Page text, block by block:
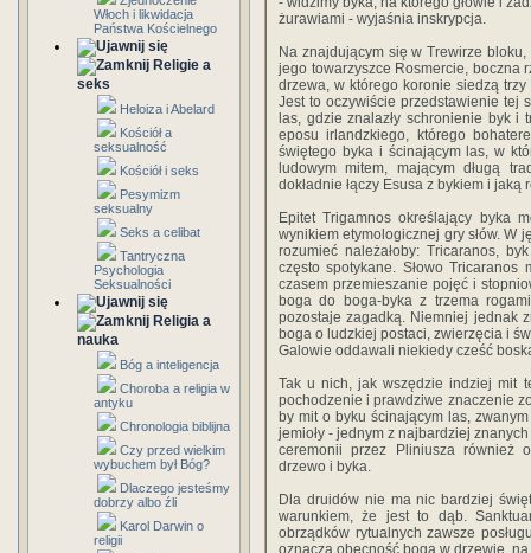
Włoch i likwidacja
Państwa Kościelnego
Religie a
seks
Heloiza i Abelard
Kościół a
seksualność
Kościół i seks
Pesymizm
seksualny
Seks a celibat
Tantryczna
Psychologia
Seksualności
Religia a
nauka
Bóg a inteligencja
Choroba a religia w
antyku
Chronologia biblijna
Czy przed wielkim
wybuchem był Bóg?
Dlaczego jesteśmy
dobrzy albo źli
Karol Darwin o
religii
żurawiami - wyjaśnia inskrypcja.
Na znajdującym się w Trewirze
jego towarzyszce Rosmercie, boczna
drzewa, w którego koronie siedzą
Jest to oczywiście przedstawienie tej
las, gdzie znalazły schronienie byk
eposu irlandzkiego, którego
świętego byka i ścinającym las, w
ludowym mitem, mającym długą
dokładnie łączy Esusa z bykiem i
Epitet Trigamnos określający byka
wynikiem etymologicznej gry słów. W
rozumieć należałoby: Tricaranos,
często spotykane. Słowo Tricaranos
czasem przemieszanie pojęć i
boga do boga-byka z trzema
pozostaje zagadką. Niemniej jednak
boga o ludzkiej postaci, zwierzęcia i
Galowie oddawali niekiedy cześć
Tak u nich, jak wszędzie indziej mit
pochodzenie i prawdziwe znaczenie
by mit o byku ścinającym las,
jemioły - jednym z najbardziej
ceremonii przez Pliniusza również
drzewo i byka.
Dla druidów nie ma nic bardziej
warunkiem, że jest to dąb.
obrządków rytualnych zawsze
oznacza obecność boga w drzewie,